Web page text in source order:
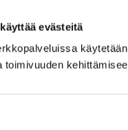
evästeitä
toimivuuden